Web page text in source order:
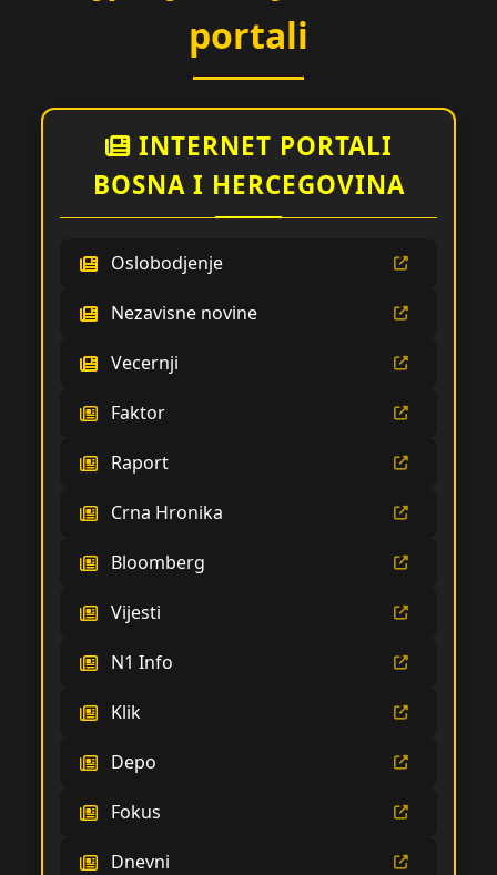
portali
INTERNET PORTALI
BOSNA I HERCEGOVINA
Oslobodjenje
Nezavisne novine
Vecernji
Faktor
Raport
Crna Hronika
Bloomberg
Vijesti
N1 Info
Klik
Depo
Fokus
Dnevni